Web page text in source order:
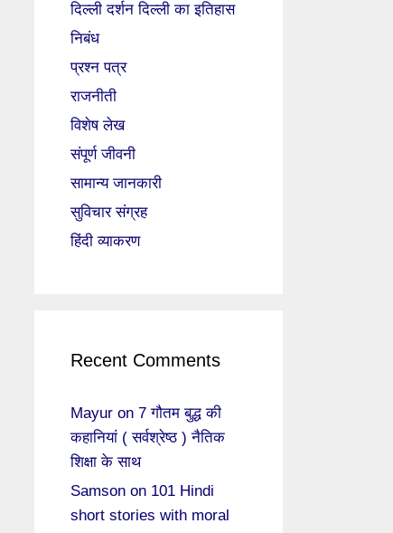
दिल्ली दर्शन दिल्ली का इतिहास
निबंध
प्रश्न पत्र
राजनीती
विशेष लेख
संपूर्ण जीवनी
सामान्य जानकारी
सुविचार संग्रह
हिंदी व्याकरण
Recent Comments
Mayur on 7 गौतम बुद्ध की
कहानियां ( सर्वश्रेष्ठ ) नैतिक
शिक्षा के साथ
Samson on 101 Hindi
short stories with moral